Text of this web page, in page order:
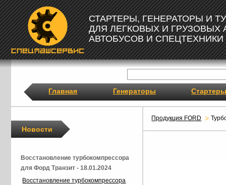
СТАРТЕРЫ, ГЕНЕРАТОРЫ И
ДЛЯ ЛЕГКОВЫХ И ГРУЗОВЫХ
АВТОБУСОВ И СПЕЦТЕХНИКИ
Главная Генераторы Стартеры
Продукция FORD
Новости
Восстановление турбокомпрессора
для Форд Транзит - 18.01.2024
Восстановление турбокомпрессора